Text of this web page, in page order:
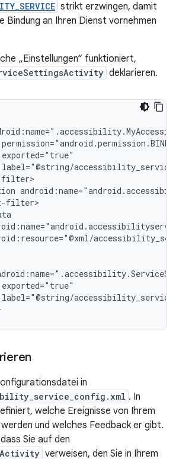
strikt erzwingen, damit
Bindung an Ihren Dienst vornehmen
„Einstellungen“ funktioniert,
deklarieren.
in
. In
welche Ereignisse von Ihrem
und welches Feedback er gibt.
Sie auf den
verweisen, den Sie in Ihrem